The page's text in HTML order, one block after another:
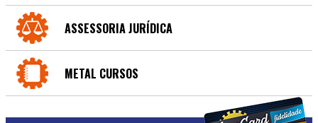
ASSESSORIA JURÍDICA
METAL CURSOS